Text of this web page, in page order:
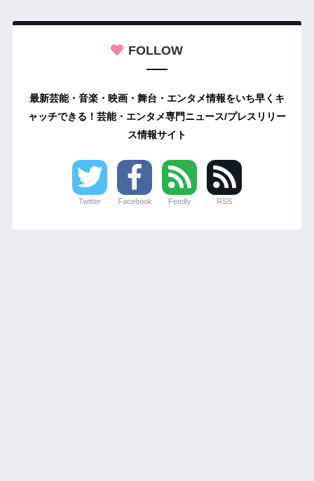
FOLLOW
最新芸能・音楽・映画・舞台・エンタメ情報をいち早くキ
ャッチできる！芸能・エンタメ専門ニュース/プレスリリー
ス情報サイト
Twitter Facebook Feedly RSS